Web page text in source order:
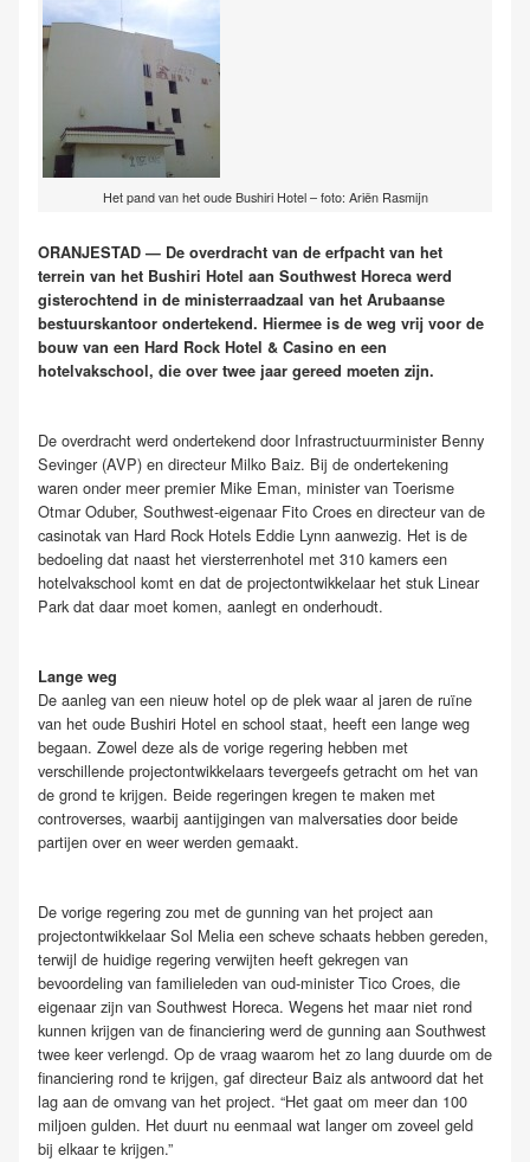
Het pand van het oude Bushiri Hotel – foto: Ariën Rasmijn
ORANJESTAD — De overdracht van de erfpacht van het
terrein van het Bushiri Hotel aan Southwest Horeca werd
gisterochtend in de ministerraadzaal van het Arubaanse
bestuurskantoor ondertekend. Hiermee is de weg vrij voor de
bouw van een Hard Rock Hotel & Casino en een
hotelvakschool, die over twee jaar gereed moeten zijn.
De overdracht werd ondertekend door Infrastructuurminister Benny
Sevinger (AVP) en directeur Milko Baiz. Bij de ondertekening
waren onder meer premier Mike Eman, minister van Toerisme
Otmar Oduber, Southwest-eigenaar Fito Croes en directeur van de
casinotak van Hard Rock Hotels Eddie Lynn aanwezig. Het is de
bedoeling dat naast het viersterrenhotel met 310 kamers een
hotelvakschool komt en dat de projectontwikkelaar het stuk Linear
Park dat daar moet komen, aanlegt en onderhoudt.
Lange weg
De aanleg van een nieuw hotel op de plek waar al jaren de ruïne
van het oude Bushiri Hotel en school staat, heeft een lange weg
begaan. Zowel deze als de vorige regering hebben met
verschillende projectontwikkelaars tevergeefs getracht om het van
de grond te krijgen. Beide regeringen kregen te maken met
controverses, waarbij aantijgingen van malversaties door beide
partijen over en weer werden gemaakt.
De vorige regering zou met de gunning van het project aan
projectontwikkelaar Sol Melia een scheve schaats hebben gereden,
terwijl de huidige regering verwijten heeft gekregen van
bevoordeling van familieleden van oud-minister Tico Croes, die
eigenaar zijn van Southwest Horeca. Wegens het maar niet rond
kunnen krijgen van de financiering werd de gunning aan Southwest
twee keer verlengd. Op de vraag waarom het zo lang duurde om de
financiering rond te krijgen, gaf directeur Baiz als antwoord dat het
lag aan de omvang van het project. “Het gaat om meer dan 100
miljoen gulden. Het duurt nu eenmaal wat langer om zoveel geld
bij elkaar te krijgen.”